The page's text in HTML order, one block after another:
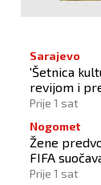
Sarajevo
'Šetnica
revijom i
Prije 1 sat
Nogomet
Žene
FIFA
Prije 1 sat